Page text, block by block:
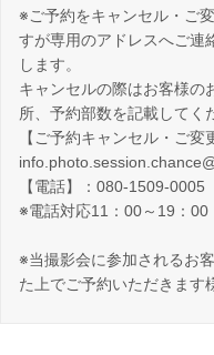
※ご予約をキャンセル・ご
すが専用のアドレスへご連
します。
キャンセルの際はお客様の
所、予約部数を記載してく
【ご予約キャンセル・ご変
【電話】：080-1509-0005
※電話対応11：00～19：00
※当撮影会に参加されるお
た上でご予約いただきます